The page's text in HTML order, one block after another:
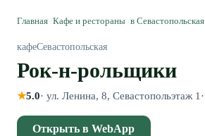
Главная Кафе и рестораны в Севастопольская
кафеСевастопольская
Рок-н-рольщики
★5.0· ул. Ленина, 8, Севастопольэтаж 1 ·
Открыть в WebApp